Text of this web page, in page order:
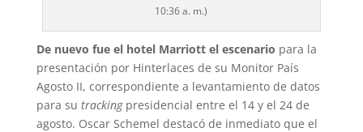
10:36 a. m.)
De nuevo fue el hotel Marriott el escenario para la
presentación por Hinterlaces de su Monitor País
Agosto II, correspondiente a levantamiento de datos
para su trackingpresidencial entre el 14 y el 24 de
agosto. Oscar Schemel destacó de inmediato que el